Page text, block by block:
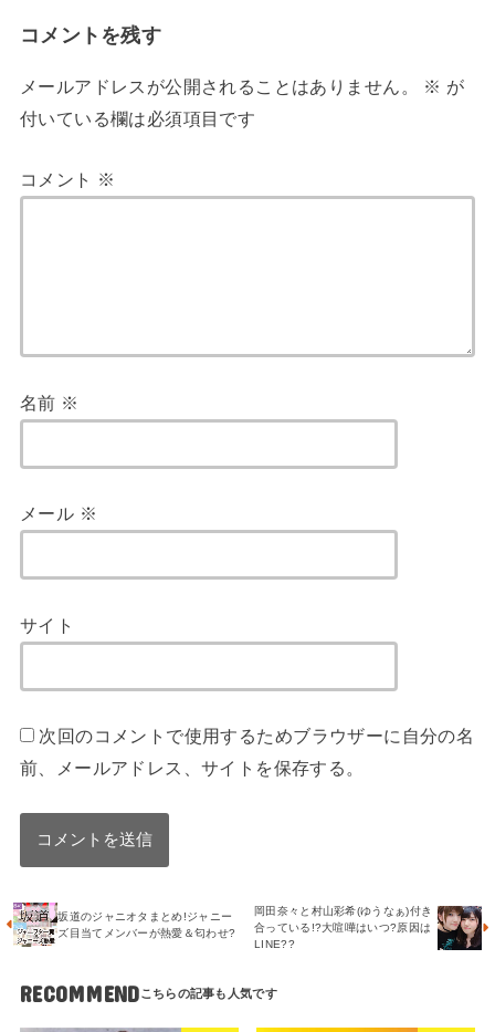
コメントを残す
メールアドレスが公開されることはありません。 ※ が
付いている欄は必須項目です
コメント ※
名前 ※
メール ※
サイト
次回のコメントで使用するためブラウザーに自分の名
前、メールアドレス、サイトを保存する。
坂道のジャニオタまとめ!ジャニー
ズ目当てメンバーが熱愛＆匂わせ?
岡田奈々と村山彩希(ゆうなぁ)付き
合っている!?大喧嘩はいつ?原因は
LINE??
RECOMMEND